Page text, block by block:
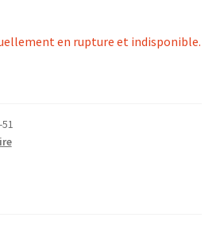
en rupture et indisponible.